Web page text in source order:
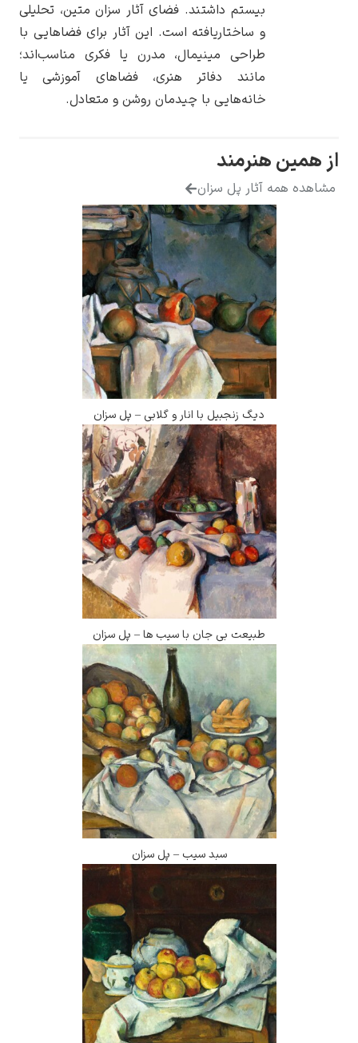
پرفروش‌ترین
بیستم داشتند. فضای آثار سزان متین، تحلیلی
و ساختاریافته است. این آثار برای فضاهایی با
طراحی مینیمال، مدرن یا فکری مناسب‌اند؛
مانند دفاتر هنری، فضاهای آموزشی یا
خانه‌هایی با چیدمان روشن و متعادل.
هنرمند
آثار پل سزان
دیگ زنجبیل با انار و گلابی – پل سزان
طبیعت بی جان با سیب ها – پل سزان
سبد سیب – پل سزان